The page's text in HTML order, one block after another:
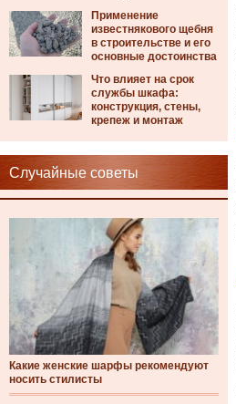
Применение
известнякового щебня
в строительстве и его
основные достоинства
Что влияет на срок
службы шкафа:
конструкция, стены,
крепеж и монтаж
Случайные советы
Какие женские шарфы рекомендуют
носить стилисты